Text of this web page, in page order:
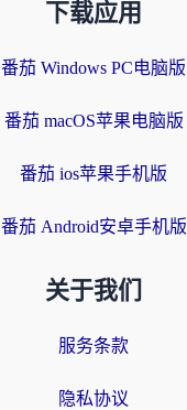
下载应用
番茄 Windows PC电脑版
番茄 macOS苹果电脑版
番茄 ios苹果手机版
番茄 Android安卓手机版
关于我们
服务条款
隐私协议